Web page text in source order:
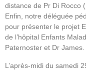
distance de Pr Di Rocco
Enfin, notre déléguée
pour présenter le projet
de l’hôpital Enfants
Paternoster et Dr James.
L’après-midi du samedi